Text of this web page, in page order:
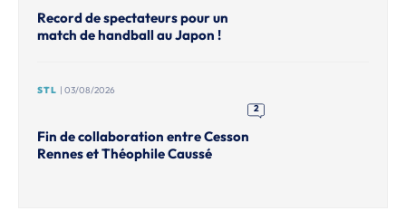
Record de spectateurs pour un
match de handball au Japon !
STL | 03/08/2026
2
Fin de collaboration entre Cesson
Rennes et Théophile Caussé